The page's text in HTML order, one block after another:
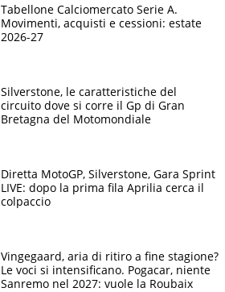
Tabellone Calciomercato Serie A.
Movimenti, acquisti e cessioni: estate
2026-27
Silverstone, le caratteristiche del
circuito dove si corre il Gp di Gran
Bretagna del Motomondiale
Diretta MotoGP, Silverstone, Gara Sprint
LIVE: dopo la prima fila Aprilia cerca il
colpaccio
Vingegaard, aria di ritiro a fine stagione?
Le voci si intensificano. Pogacar, niente
Sanremo nel 2027: vuole la Roubaix